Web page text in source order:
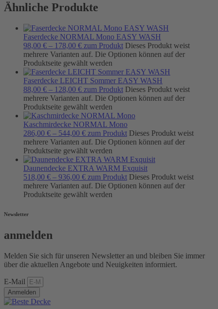
Ähnliche Produkte
Faserdecke NORMAL Mono EASY WASH
98,00 € – 178,00 € zum Produkt Dieses Produkt weist
mehrere Varianten auf. Die Optionen können auf der
Produktseite gewählt werden
Faserdecke LEICHT Sommer EASY WASH
88,00 € – 128,00 € zum Produkt Dieses Produkt weist
mehrere Varianten auf. Die Optionen können auf der
Produktseite gewählt werden
Kaschmirdecke NORMAL Mono
286,00 € – 544,00 € zum Produkt Dieses Produkt weist
mehrere Varianten auf. Die Optionen können auf der
Produktseite gewählt werden
Daunendecke EXTRA WARM Exquisit
518,00 € – 936,00 € zum Produkt Dieses Produkt weist
mehrere Varianten auf. Die Optionen können auf der
Produktseite gewählt werden
Newsletter
anmelden
Melden Sie sich für unseren Newsletter an und bleiben Sie immer
über die aktuellen Angebote und Neuigkeiten informiert.
E-Mail
Anmelden